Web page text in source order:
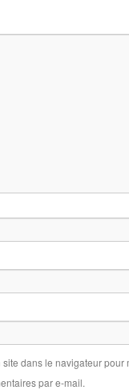
dans le navigateur
par e-mail.